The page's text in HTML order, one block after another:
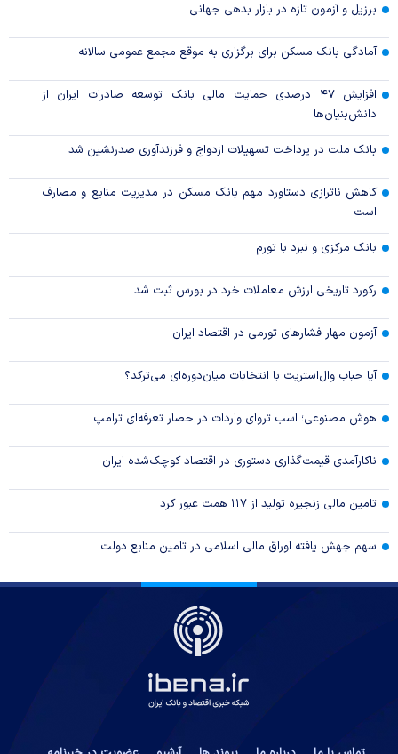
برزیل و آزمون تازه در بازار بدهی جهانی
آمادگی بانک مسکن برای برگزاری به موقع مجمع عمومی سالانه
افزایش ۴۷ درصدی حمایت مالی بانک توسعه صادرات ایران از
دانش‌بنیان‌ها
بانک ملت در پرداخت تسهیلات ازدواج و فرزندآوری صدرنشین شد
کاهش ناترازی دستاورد مهم بانک مسکن در مدیریت منابع و مصارف
است
بانک مرکزی و نبرد با تورم
رکورد تاریخی ارزش معاملات خرد در بورس ثبت شد
آزمون مهار فشار‌های تورمی در اقتصاد ایران
آیا حباب وال‌استریت با انتخابات میان‌دوره‌ای می‌ترکد؟
هوش مصنوعی؛ اسب تروای واردات در حصار تعرفه‌ای ترامپ
ناکارآمدی قیمت‌گذاری دستوری در اقتصاد کوچک‌شده ایران
تامین مالی زنجیره تولید از ۱۱۷ همت عبور کرد
سهم جهش یافته اوراق مالی اسلامی در تامین منابع دولت